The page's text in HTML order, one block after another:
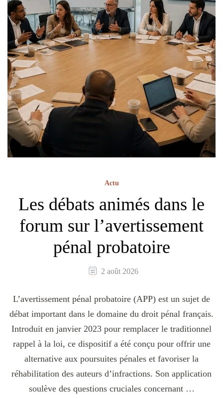
Actu
Les débats animés dans le
forum sur l’avertissement
pénal probatoire
2 août 2026
L’avertissement pénal probatoire (APP) est un sujet de
débat important dans le domaine du droit pénal français.
Introduit en janvier 2023 pour remplacer le traditionnel
rappel à la loi, ce dispositif a été conçu pour offrir une
alternative aux poursuites pénales et favoriser la
réhabilitation des auteurs d’infractions. Son application
soulève des questions cruciales concernant …